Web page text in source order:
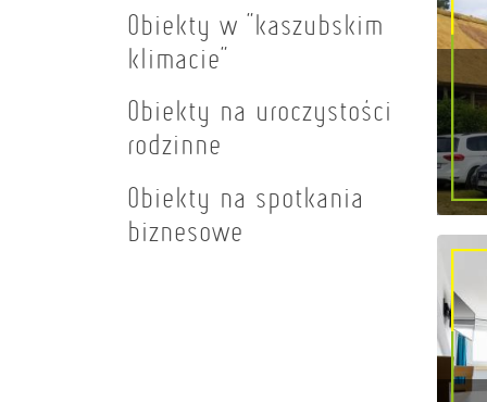
Obiekty w "kaszubskim
klimacie"
Obiekty na uroczystości
rodzinne
Obiekty na spotkania
biznesowe